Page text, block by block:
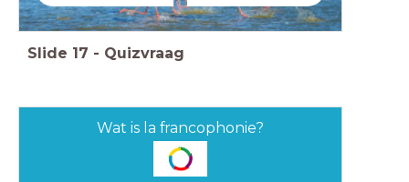
Slide 17 - Quizvraag
Wat is la francophonie?